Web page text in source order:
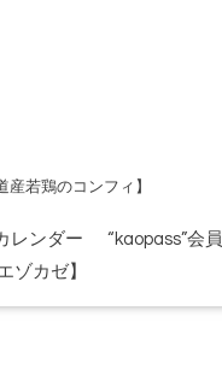
若鶏のコンフィ】
レンダー
“kaopass”会員
ゾカゼ】